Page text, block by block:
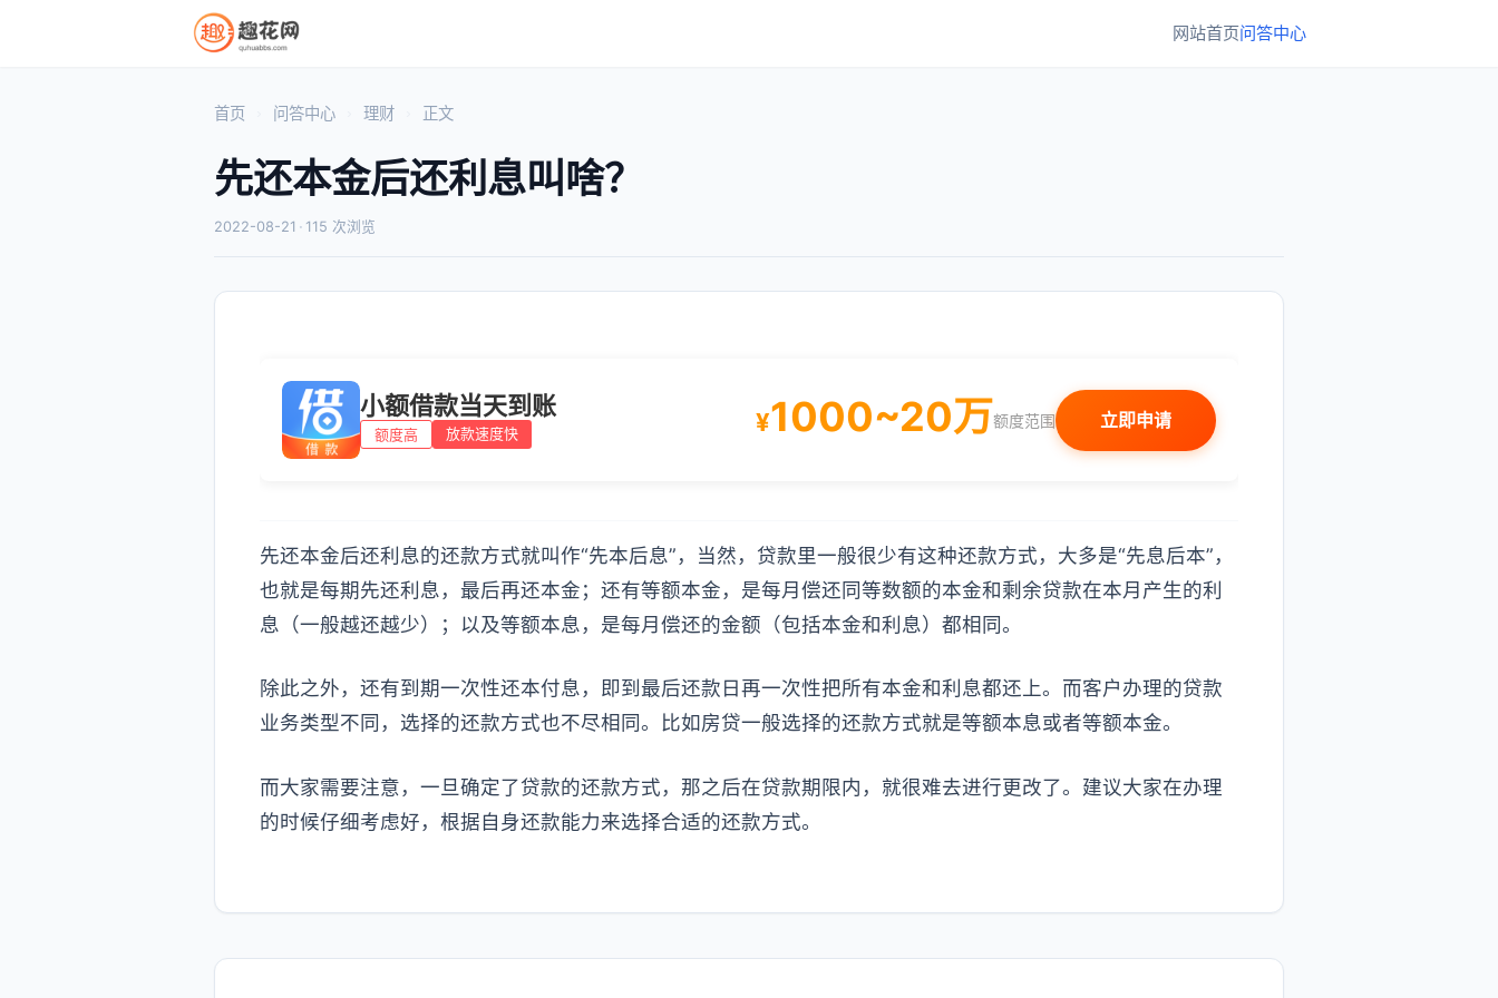
网站首页问答中心
首页 问答中心 理财 正文
先还本金后还利息叫啥？
2022-08-21 · 115 次浏览
小额借款当天到账
额度高 放款速度快 ¥1000~20万额度范围 立即申请
先还本金后还利息的还款方式就叫作“先本后息”，当然，贷款里一般很少有这种还款方式，大多是“先息后本”，
也就是每期先还利息，最后再还本金；还有等额本金，是每月偿还同等数额的本金和剩余贷款在本月产生的利
息（一般越还越少）；以及等额本息，是每月偿还的金额（包括本金和利息）都相同。
除此之外，还有到期一次性还本付息，即到最后还款日再一次性把所有本金和利息都还上。而客户办理的贷款
业务类型不同，选择的还款方式也不尽相同。比如房贷一般选择的还款方式就是等额本息或者等额本金。
而大家需要注意，一旦确定了贷款的还款方式，那之后在贷款期限内，就很难去进行更改了。建议大家在办理
的时候仔细考虑好，根据自身还款能力来选择合适的还款方式。